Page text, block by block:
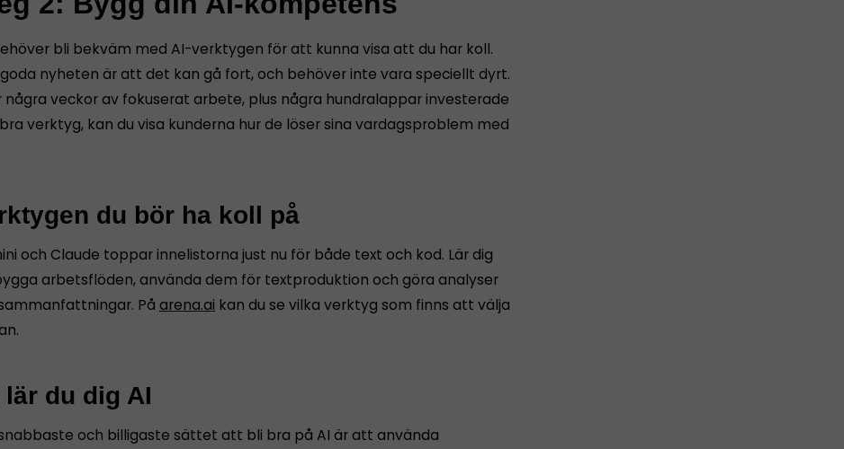
bli bekväm med AI-verktygen för att kunna visa att du har koll.
nyheten är att det kan gå fort, och behöver inte vara speciellt dyrt.
några veckor av fokuserat arbete, plus några hundralappar investerade
verktyg, kan du visa kunderna hur de löser sina vardagsproblem med
du bör ha koll på
och Claude toppar innelistorna just nu för både text och kod. Lär dig
arbetsflöden, använda dem för textproduktion och göra analyser
På arena.ai kan du se vilka verktyg som finns att välja
lär du dig AI
och billigaste sättet att bli bra på AI är att använda